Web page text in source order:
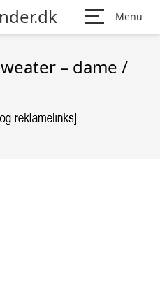
Menu
– dame /